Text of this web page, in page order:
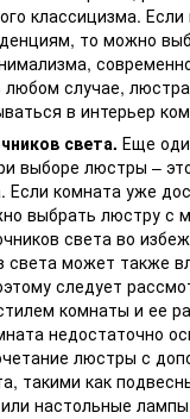
классицизма.
то можно
любом случае,
в интерьер
света. Еще
выборе люстры –
Если комната уже
выбрать люстру с
света во
света может также
следует
комнаты и ее
недостаточно
люстры с
такими как
настольные